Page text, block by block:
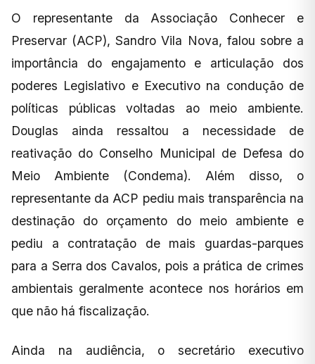
O representante da Associação Conhecer e
Preservar (ACP), Sandro Vila Nova, falou sobre a
importância do engajamento e articulação dos
poderes Legislativo e Executivo na condução de
políticas públicas voltadas ao meio ambiente.
Douglas ainda ressaltou a necessidade de
reativação do Conselho Municipal de Defesa do
Meio Ambiente (Condema). Além disso, o
representante da ACP pediu mais transparência na
destinação do orçamento do meio ambiente e
pediu a contratação de mais guardas-parques
para a Serra dos Cavalos, pois a prática de crimes
ambientais geralmente acontece nos horários em
que não há fiscalização.
Ainda na audiência, o secretário executivo